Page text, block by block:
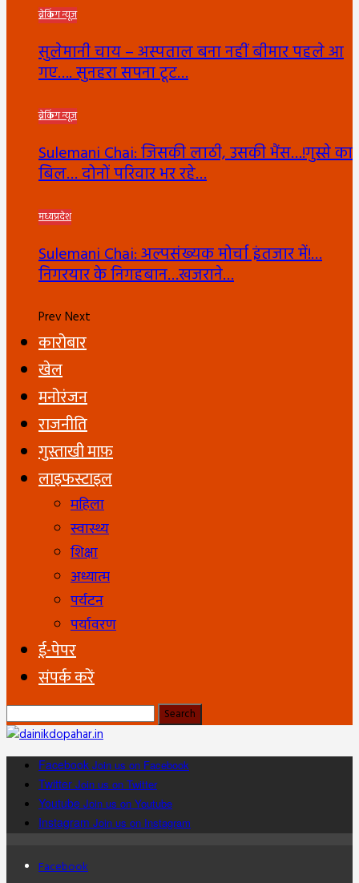
ब्रेकिंग न्यूज
सुलेमानी चाय – अस्पताल बना नहीं बीमार पहले आ
गए…. सुनहरा सपना टूट…
ब्रेकिंग न्यूज
Sulemani Chai: जिसकी लाठी, उसकी भैंस…!गुस्से का
बिल… दोनों परिवार भर रहे…
मध्यप्रदेश
Sulemani Chai: अल्पसंख्यक मोर्चा इंतजार में!…
निगरयार के निगहबान…खजराने…
Prev Next
कारोबार
खेल
मनोरंजन
राजनीति
गुस्ताखी माफ़
लाइफस्टाइल
महिला
स्वास्थ्य
शिक्षा
अध्यात्म
पर्यटन
पर्यावरण
ई-पेपर
संपर्क करें
Facebook Join us on Facebook
Twitter Join us on Twitter
Youtube Join us on Youtube
Instagram Join us on Instagram
Facebook